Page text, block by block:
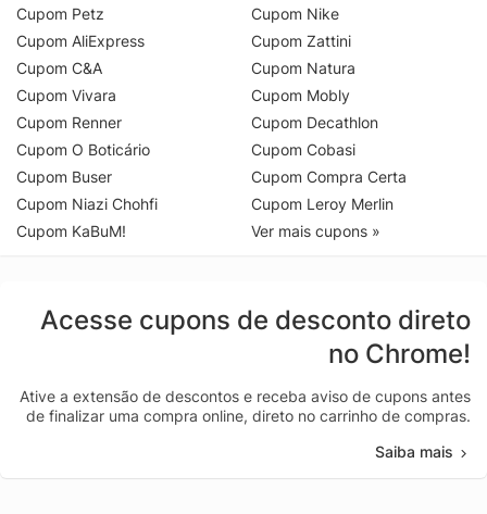
Cupom Petz
Cupom AliExpress
Cupom C&A
Cupom Vivara
Cupom Renner
Cupom O Boticário
Cupom Buser
Cupom Niazi Chohfi
Cupom KaBuM!
Cupom Nike
Cupom Zattini
Cupom Natura
Cupom Mobly
Cupom Decathlon
Cupom Cobasi
Cupom Compra Certa
Cupom Leroy Merlin
Ver mais cupons »
Acesse cupons de desconto direto
no Chrome!
Ative a extensão de descontos e receba aviso de cupons antes
de finalizar uma compra online, direto no carrinho de compras.
Saiba mais